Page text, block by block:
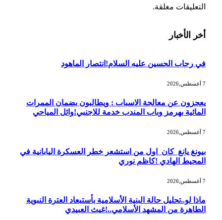
التعليقات مغلقة.
أخر الأخبار
في رحاب الحسين عليه السلام!انتصار الماهود
يعجزون عن معالجة الاسباب : ويطالبون بضمان الممرات
المائية بهرمز وباب المندب خدمة للاجنبي!وائل المياحي
بيونغ يانغ كان اول من استشعر خطر العسكرة اليابانية في
المحيط الهادي !كاظم نوري
ماذا لو..تحليل حالة البنية الأسلامية بأستبعاد العترة النبوية
الطاهرة من المشهد الأسلامي..!غيث العبيدي